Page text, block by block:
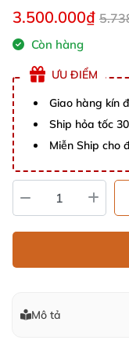
3.500.000₫
Còn hàng
ƯU ĐIỂM
Giao hàng kín
Ship hỏa tốc
Miễn Ship cho
Mô tả